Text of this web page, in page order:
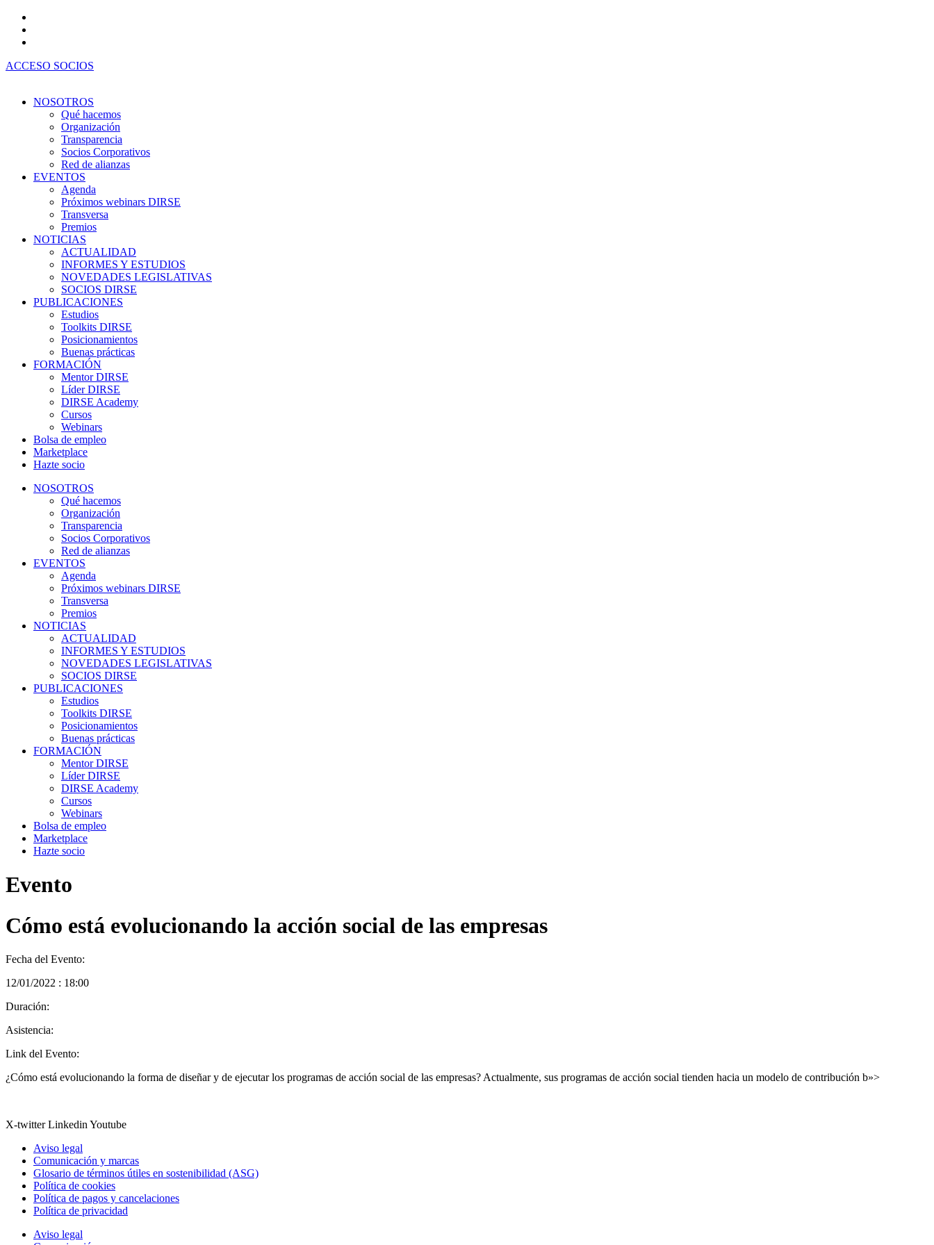
contenido
ACCESO SOCIOS
NOSOTROS
Qué hacemos
Organización
Transparencia
Socios Corporativos
Red de alianzas
EVENTOS
Agenda
Próximos webinars DIRSE
Transversa
Premios
NOTICIAS
ACTUALIDAD
INFORMES Y ESTUDIOS
NOVEDADES LEGISLATIVAS
SOCIOS DIRSE
PUBLICACIONES
Estudios
Toolkits DIRSE
Posicionamientos
Buenas prácticas
FORMACIÓN
Mentor DIRSE
Líder DIRSE
DIRSE Academy
Cursos
Webinars
Bolsa de empleo
Marketplace
Hazte socio
NOSOTROS
Qué hacemos
Organización
Transparencia
Socios Corporativos
Red de alianzas
EVENTOS
Agenda
Próximos webinars DIRSE
Transversa
Premios
NOTICIAS
ACTUALIDAD
INFORMES Y ESTUDIOS
NOVEDADES LEGISLATIVAS
SOCIOS DIRSE
PUBLICACIONES
Estudios
Toolkits DIRSE
Posicionamientos
Buenas prácticas
FORMACIÓN
Mentor DIRSE
Líder DIRSE
DIRSE Academy
Cursos
Webinars
Bolsa de empleo
Marketplace
Hazte socio
Evento
Cómo está evolucionando la acción social de las empresas
Fecha del Evento:
12/01/2022 : 18:00
Duración:
Asistencia:
Link del Evento:
¿Cómo está evolucionando la forma de diseñar y de ejecutar los programas de acción social de las empresas? Actualmente, sus programas de acción social tienden hacia un modelo de contribución b»>
X-twitter Linkedin Youtube
Aviso legal
Comunicación y marcas
Glosario de términos útiles en sostenibilidad (ASG)
Política de cookies
Política de pagos y cancelaciones
Política de privacidad
Aviso legal